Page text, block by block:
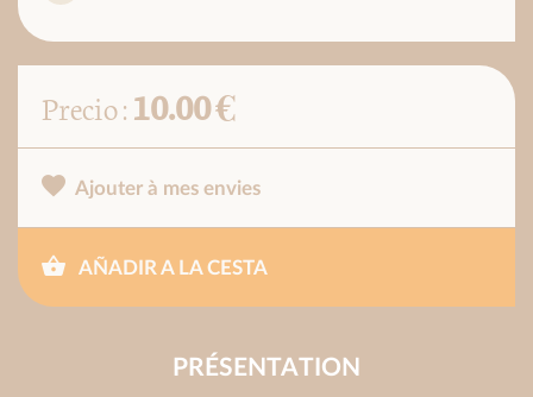
Precio :10.00 €
Ajouter à mes envies
AÑADIR A LA CESTA
PRÉSENTATION